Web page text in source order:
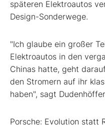
späteren Elektroautos
Design-Sonderwege.
"Ich glaube ein großer
Elektroautos in den
Chinas hatte, geht
den Stromern auf ihr
haben", sagt
Porsche: Evolution statt